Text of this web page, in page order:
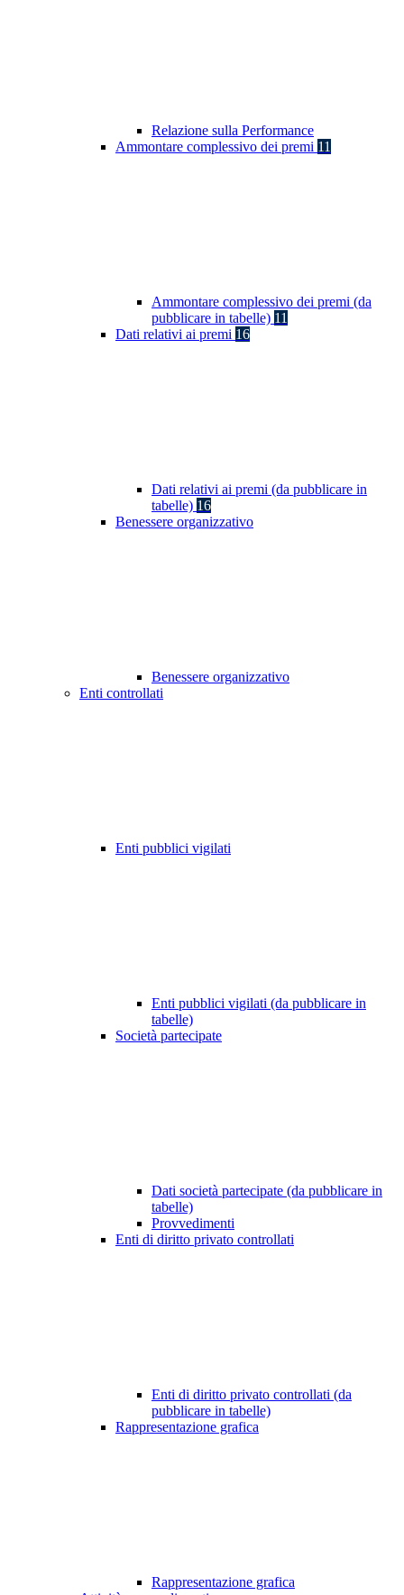
Relazione sulla Performance
Ammontare complessivo dei premi 11
Ammontare complessivo dei premi (da
pubblicare in tabelle) 11
Dati relativi ai premi 16
Dati relativi ai premi (da pubblicare in
tabelle) 16
Benessere organizzativo
Benessere organizzativo
Enti controllati
Enti pubblici vigilati
Enti pubblici vigilati (da pubblicare in
tabelle)
Società partecipate
Dati società partecipate (da pubblicare in
tabelle)
Provvedimenti
Enti di diritto privato controllati
Enti di diritto privato controllati (da
pubblicare in tabelle)
Rappresentazione grafica
Rappresentazione grafica